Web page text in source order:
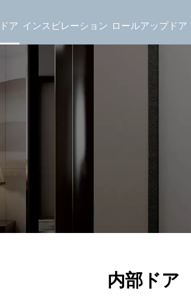
ア インスピレーション ロールアップドア
内部ドア